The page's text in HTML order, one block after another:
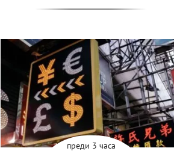
преди 3 часа